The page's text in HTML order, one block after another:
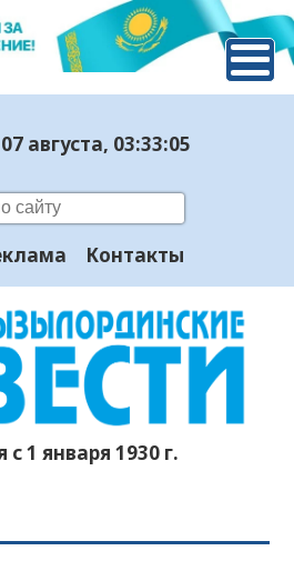
августа, 03:33:06
Контакты
с 1 января 1930 г.